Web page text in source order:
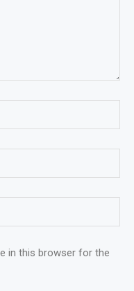
in this browser for the